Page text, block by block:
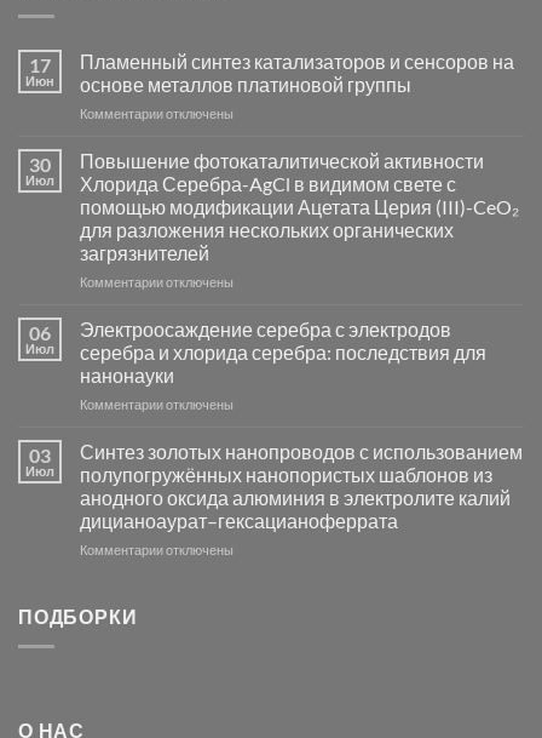
17
Июн
Пламенный синтез катализаторов и сенсоров на
основе металлов платиновой группы
Комментариик
Пламенный
синтез
катализаторов
и
сенсоров
на
основе
группы
отключены
30
Июл
Повышение фотокаталитической активности
Хлорида Серебра-AgCl в видимом свете с
помощью модификации Ацетата Церия (III)-CeO₂
для разложения нескольких органических
загрязнителей
Комментариик
фотокаталитической
активности
Хлорида
Серебра-
в
видимом
свете
с
помощью
модификации
отключены
06
Июл
Электроосаждение серебра с электродов
серебра и хлорида серебра: последствия для
нанонауки
Комментариик
серебра
с
электродов
серебра
и
отключены
03
Июл
Синтез золотых нанопроводов с использованием
полупогружённых нанопористых шаблонов из
анодного оксида алюминия в электролите калий
дицианоаурат–гексацианоферрата
Комментариикотключены
ПОДБОРКИ
О НАС